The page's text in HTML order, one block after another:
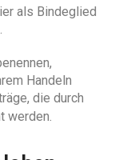
als Bindeglied
Handeln
die durch
werden.